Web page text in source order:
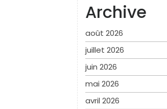
Archive
août 2026
juillet 2026
juin 2026
mai 2026
avril 2026